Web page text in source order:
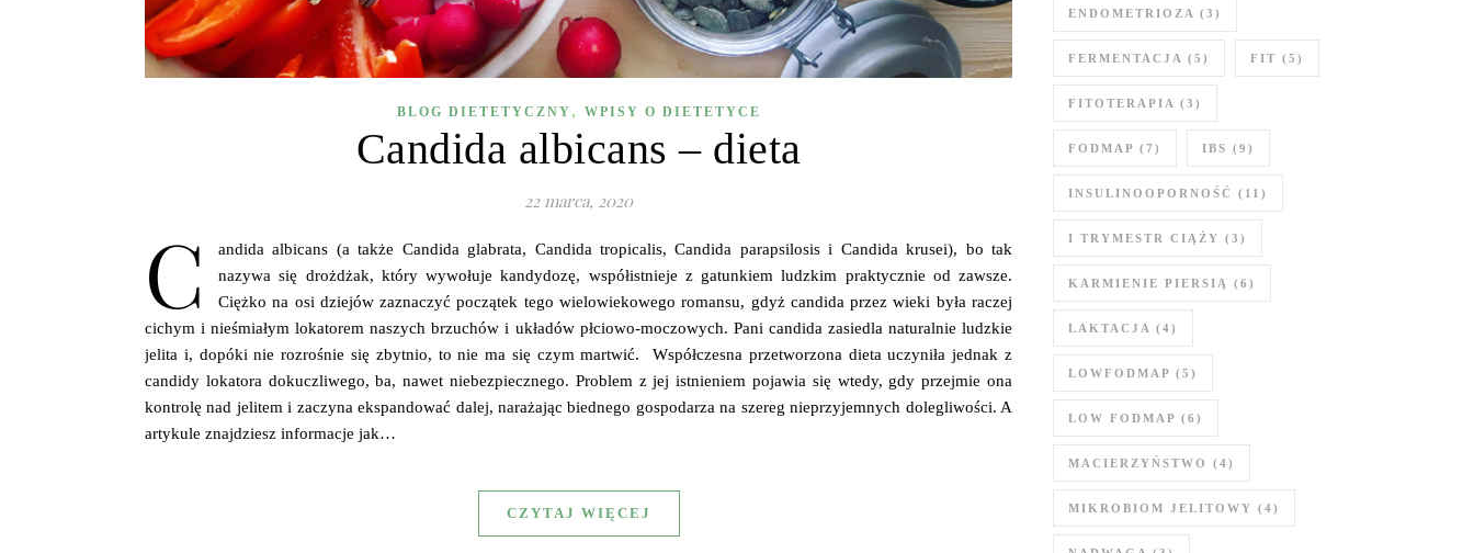
BLOG DIETETYCZNY , WPISY O DIETETYCE
Candida albicans – dieta
22 marca, 2020
C
andida albicans (a także Candida glabrata, Candida tropicalis, Candida parapsilosis i Candida krusei), bo tak
nazywa się drożdżak, który wywołuje kandydozę, współistnieje z gatunkiem ludzkim praktycznie od zawsze.
Ciężko na osi dziejów zaznaczyć początek tego wielowiekowego romansu, gdyż candida przez wieki była raczej
cichym i nieśmiałym lokatorem naszych brzuchów i układów płciowo-moczowych. Pani candida zasiedla naturalnie ludzkie
jelita i, dopóki nie rozrośnie się zbytnio, to nie ma się czym martwić. Współczesna przetworzona dieta uczyniła jednak z
candidy lokatora dokuczliwego, ba, nawet niebezpiecznego. Problem z jej istnieniem pojawia się wtedy, gdy przejmie ona
kontrolę nad jelitem i zaczyna ekspandować dalej, narażając biednego gospodarza na szereg nieprzyjemnych dolegliwości. A
artykule znajdziesz informacje jak…
CZYTAJ WIĘCEJ
ENDOMETRIOZA (3)
FERMENTACJA (5) FIT (5)
FITOTERAPIA (3)
FODMAP (7) IBS (9)
INSULINOOPORNOŚĆ (11)
I TRYMESTR CIĄŻY (3)
KARMIENIE PIERSIĄ (6)
LAKTACJA (4)
LOWFODMAP (5)
LOW FODMAP (6)
MACIERZYŃSTWO (4)
MIKROBIOM JELITOWY (4)